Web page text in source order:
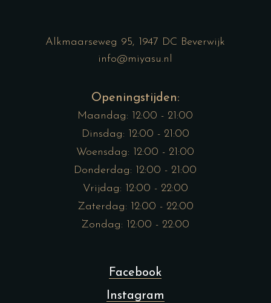
Alkmaarseweg 95, 1947 DC Beverwijk
info@miyasu.nl
Openingstijden:
Maandag: 12:00 - 21:00
Dinsdag: 12:00 - 21:00
Woensdag: 12:00 - 21:00
Donderdag: 12:00 - 21:00
Vrijdag: 12:00 - 22:00
Zaterdag: 12:00 - 22:00
Zondag: 12:00 - 22:00
Facebook
Instagram